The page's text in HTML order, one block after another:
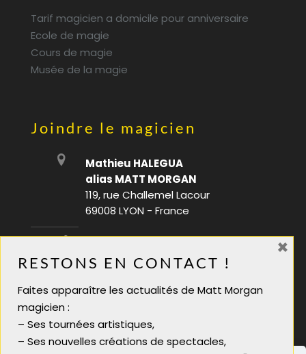
Tarif magicien a domicile pour anniversaire
Ecole de magie
Cours de magie
Musée de la magie
Joindre le magicien
Mathieu HALEGUA
alias MATT MORGAN
119, rue Challemel Lacour
69008 LYON - France
Magicien soirée tarif
Magicien pour soirée
Magicien close up lyon
RESTONS EN CONTACT !
Faites apparaître les actualités de Matt Morgan
magicien :
– Ses tournées artistiques,
– Ses nouvelles créations de spectacles,
×